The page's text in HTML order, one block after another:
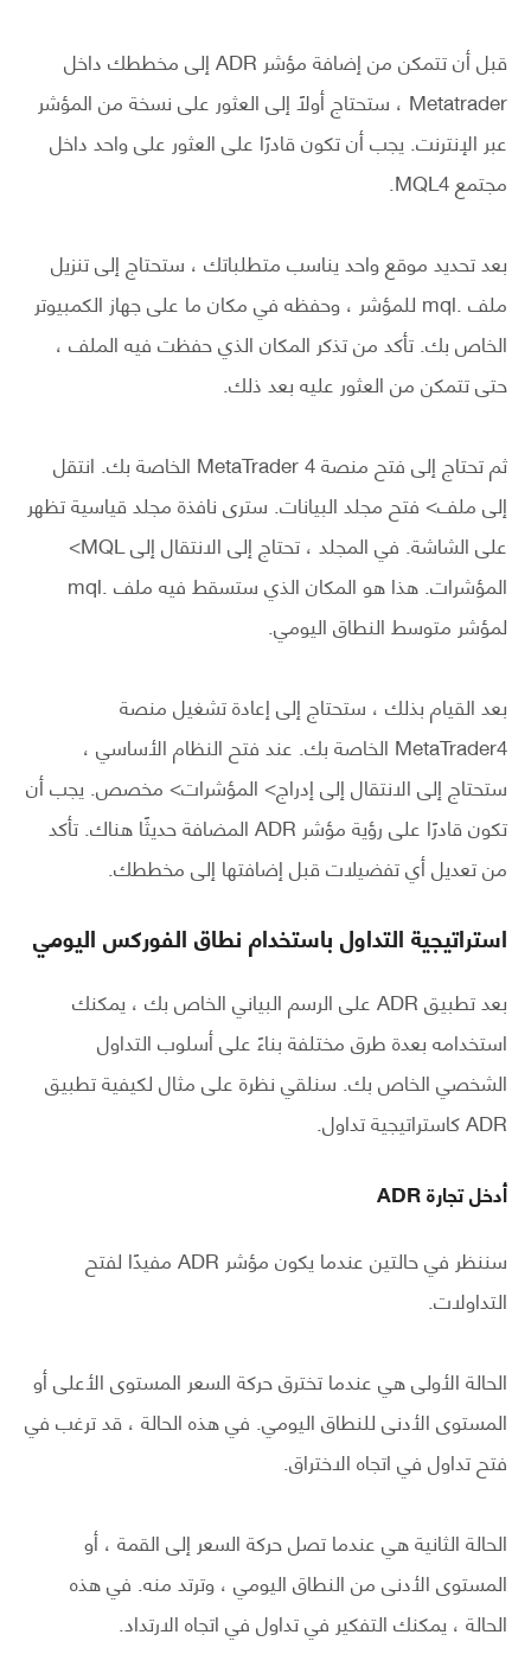
قبل أن تتمكن من إضافة مؤشر ADR إلى مخططك داخل
Metatrader ، ستحتاج أولاً إلى العثور على نسخة من المؤشر
عبر الإنترنت. يجب أن تكون قادرًا على العثور على واحد داخل
مجتمع MQL4.
بعد تحديد موقع واحد يناسب متطلباتك ، ستحتاج إلى تنزيل
ملف .mql للمؤشر ، وحفظه في مكان ما على جهاز الكمبيوتر
الخاص بك. تأكد من تذكر المكان الذي حفظت فيه الملف ،
حتى تتمكن من العثور عليه بعد ذلك.
ثم تحتاج إلى فتح منصة MetaTrader 4 الخاصة بك. انتقل
إلى ملف> فتح مجلد البيانات. سترى نافذة مجلد قياسية تظهر
على الشاشة. في المجلد ، تحتاج إلى الانتقال إلى MQL>
المؤشرات. هذا هو المكان الذي ستسقط فيه ملف .mql
لمؤشر متوسط ​​النطاق اليومي.
بعد القيام بذلك ، ستحتاج إلى إعادة تشغيل منصة
MetaTrader4 الخاصة بك. عند فتح النظام الأساسي ،
ستحتاج إلى الانتقال إلى إدراج> المؤشرات> مخصص. يجب أن
تكون قادرًا على رؤية مؤشر ADR المضافة حديثًا هناك. تأكد
من تعديل أي تفضيلات قبل إضافتها إلى مخططك.
استراتيجية التداول باستخدام نطاق الفوركس اليومي
بعد تطبيق ADR على الرسم البياني الخاص بك ، يمكنك
استخدامه بعدة طرق مختلفة بناءً على أسلوب التداول
الشخصي الخاص بك. سنلقي نظرة على مثال لكيفية تطبيق
ADR كاستراتيجية تداول.
أدخل تجارة ADR
سننظر في حالتين عندما يكون مؤشر ADR مفيدًا لفتح
التداولات.
الحالة الأولى هي عندما تخترق حركة السعر المستوى الأعلى أو
المستوى الأدنى للنطاق اليومي. في هذه الحالة ، قد ترغب في
فتح تداول في اتجاه الاختراق.
الحالة الثانية هي عندما تصل حركة السعر إلى القمة ، أو
المستوى الأدنى من النطاق اليومي ، وترتد منه. في هذه
الحالة ، يمكنك التفكير في تداول في اتجاه الارتداد.